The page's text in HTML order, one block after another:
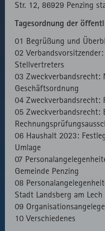
Str. 12, 86929 Penzing
Tagesordnung der
01 Begrüßung und
02
Stellvertreters
03 Zweckverbandsrecht:
Geschäftsordnung
04 Zweckverbandsrecht:
05 Zweckverbandsrecht:
06 Haushalt 2023:
Umlage
07
Gemeinde Penzing
08
Stadt Landsberg am Lech
09
10 Verschiedenes
des lokal
Fonts.